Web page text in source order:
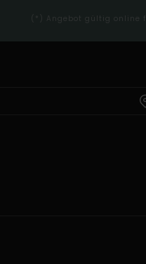
(*) Angebot gültig